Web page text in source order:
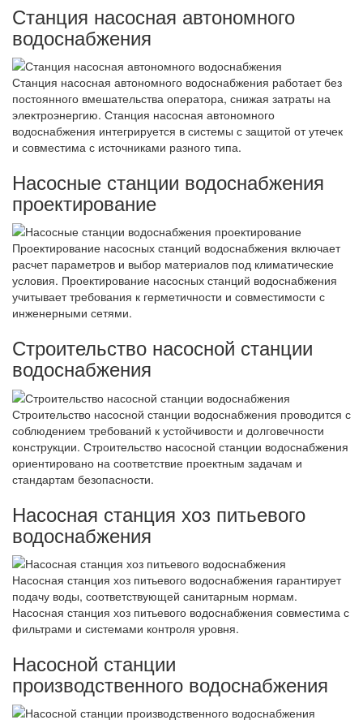
Станция насосная автономного
водоснабжения
Станция насосная автономного водоснабжения работает без
постоянного вмешательства оператора, снижая затраты на
электроэнергию. Станция насосная автономного
водоснабжения интегрируется в системы с защитой от утечек
и совместима с источниками разного типа.
Насосные станции водоснабжения
проектирование
Проектирование насосных станций водоснабжения включает
расчет параметров и выбор материалов под климатические
условия. Проектирование насосных станций водоснабжения
учитывает требования к герметичности и совместимости с
инженерными сетями.
Строительство насосной станции
водоснабжения
Строительство насосной станции водоснабжения проводится с
соблюдением требований к устойчивости и долговечности
конструкции. Строительство насосной станции водоснабжения
ориентировано на соответствие проектным задачам и
стандартам безопасности.
Насосная станция хоз питьевого
водоснабжения
Насосная станция хоз питьевого водоснабжения гарантирует
подачу воды, соответствующей санитарным нормам.
Насосная станция хоз питьевого водоснабжения совместима с
фильтрами и системами контроля уровня.
Насосной станции
производственного водоснабжения